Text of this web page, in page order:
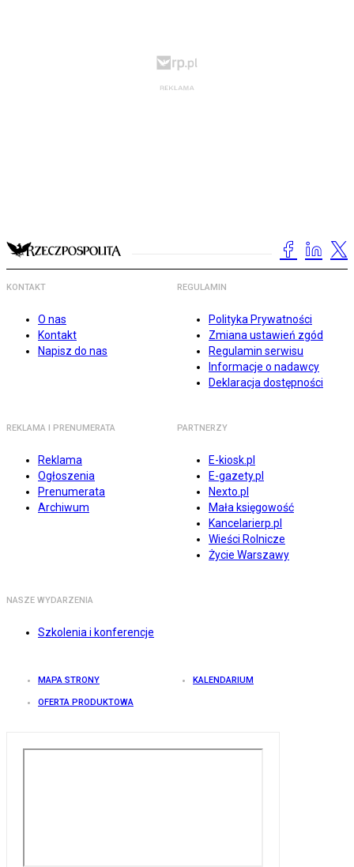
KONTAKT
O nas
Kontakt
Napisz do nas
REGULAMIN
Polityka Prywatności
Zmiana ustawień zgód
Regulamin serwisu
Informacje o nadawcy
Deklaracja dostępności
REKLAMA I PRENUMERATA
Reklama
Ogłoszenia
Prenumerata
Archiwum
PARTNERZY
E-kiosk.pl
E-gazety.pl
Nexto.pl
Mała księgowość
Kancelarierp.pl
Wieści Rolnicze
Życie Warszawy
NASZE WYDARZENIA
Szkolenia i konferencje
MAPA STRONY KALENDARIUM
OFERTA PRODUKTOWA